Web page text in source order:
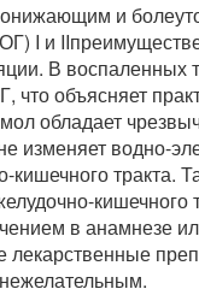
и
I и
В воспаленных
объясняет
обладает
изменяет водно-
кишечного
кишечного
в анамнезе